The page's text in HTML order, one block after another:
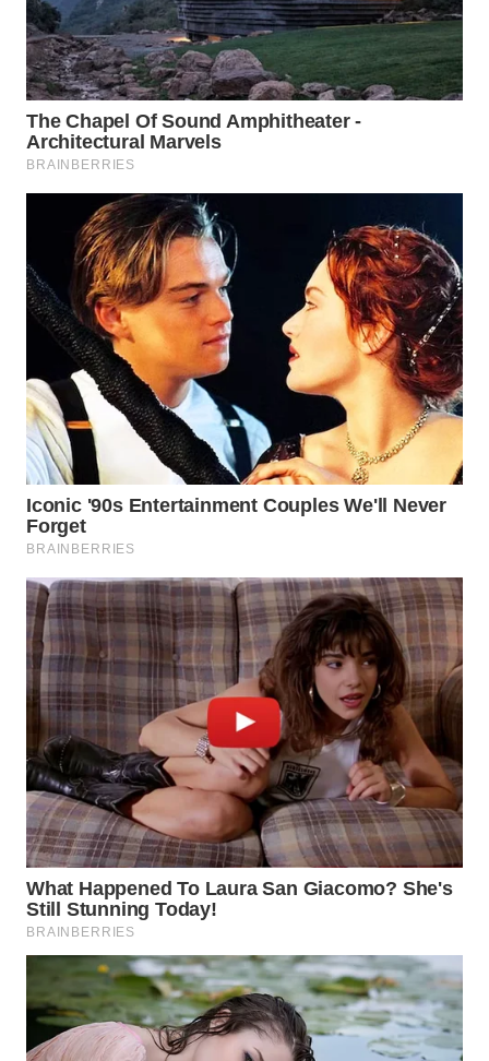
TAPANULI
TENGAH
WN DELI
SERDANG
WN
TEBING
TINGGI
PAKPAK
WN
KARAWANG
WN
BEKASI
WN
BOGOR
WN
DEPOK
WN
TAPANULI
UTARA
WN
SAMOSIR
WN
PADANG
LAWAS
WN
SUMEDANG
WN